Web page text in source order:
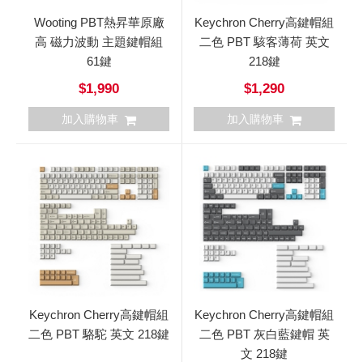
Wooting PBT熱昇華原廠
高 磁力波動 主題鍵帽組
61鍵
$1,990
加入購物車
Keychron Cherry高鍵帽組
二色 PBT 駭客薄荷 英文
218鍵
$1,290
加入購物車
Keychron Cherry高鍵帽組
二色 PBT 駱駝 英文 218鍵
Keychron Cherry高鍵帽組
二色 PBT 灰白藍鍵帽 英
文 218鍵